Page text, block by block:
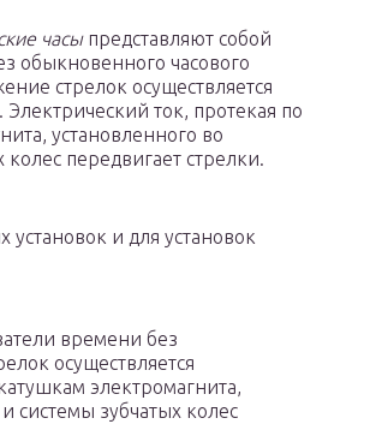
часыпредставляют собой
обыкновенного часового
стрелок осуществляется
ток, протекая по
установленного во
передвигает стрелки.
и для установок
времени без
осуществляется
электромагнита,
системы зубчатых колес